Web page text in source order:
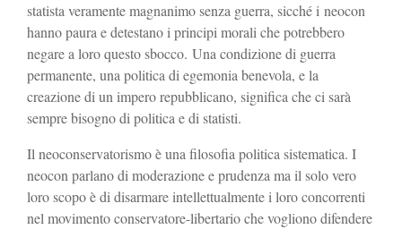
statista veramente magnanimo senza guerra, sicché i neocon
hanno paura e detestano i principi morali che potrebbero
negare a loro questo sbocco. Una condizione di guerra
permanente, una politica di egemonia benevola, e la
creazione di un impero repubblicano, significa che ci sarà
sempre bisogno di politica e di statisti.
Il neoconservatorismo è una filosofia politica sistematica. I
neocon parlano di moderazione e prudenza ma il solo vero
loro scopo è di disarmare intellettualmente i loro concorrenti
nel movimento conservatore-libertario che vogliono difendere